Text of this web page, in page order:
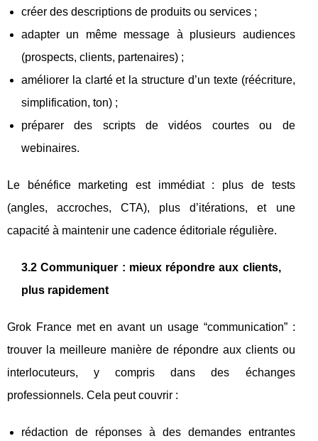
créer des descriptions de produits ou services ;
adapter un même message à plusieurs audiences
(prospects, clients, partenaires) ;
améliorer la clarté et la structure d’un texte (réécriture,
simplification, ton) ;
préparer des scripts de vidéos courtes ou de
webinaires.
Le bénéfice marketing est immédiat : plus de tests
(angles, accroches, CTA), plus d’itérations, et une
capacité à maintenir une cadence éditoriale régulière.
3.2 Communiquer : mieux répondre aux clients,
plus rapidement
Grok France met en avant un usage “communication” :
trouver la meilleure manière de répondre aux clients ou
interlocuteurs, y compris dans des échanges
professionnels. Cela peut couvrir :
rédaction de réponses à des demandes entrantes